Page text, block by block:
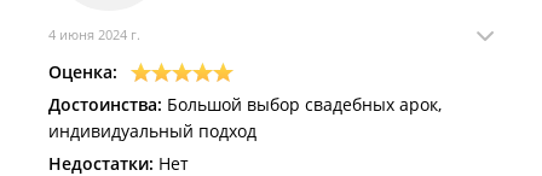
4 июня 2024 г.
Оценка:
Достоинства: Большой выбор свадебных арок,
индивидуальный подход
Недостатки: Нет